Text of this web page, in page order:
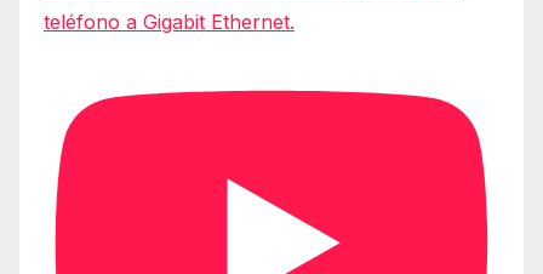
teléfono a Gigabit Ethernet.